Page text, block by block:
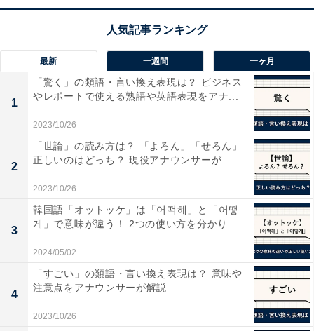
「対応」「応対」での意味の違い
『日本語 語感の辞典』（岩波書店）によると、「対応」
は「物事や事態を相手や状況に応じて処理すること」で
あるのに対し、「応対」は、「人と接した際の受け答え
や相手に対する扱い方」を指すとされています。
「対応」が人だけでなく物事や状況などに合わせて、ふ
さわしい行動をとることを意味するのに対して、「応
対」は人を相手に、何かしらの受け答えをすることを意
味しています（ちなみに、ここでの「人」というのは対
面に限ったことではなく、電話やメール、手紙なども含
みます）。
最新 一週間 一ヶ月
1
「驚く」の類語・言い換え表現は？ ビジネス
やレポートで使える熟語や英語表現をアナ...
2023/10/26
2
「世論」の読み方は？ 「よろん」「せろん」
正しいのはどっち？ 現役アナウンサーが...
2023/10/26
3
韓国語「オットッケ」は「어떡해」と「어떻
게」で意味が違う！ 2つの使い方を分かり...
2024/05/02
4
「すごい」の類語・言い換え表現は？ 意味や
注意点をアナウンサーが解説
2023/10/26